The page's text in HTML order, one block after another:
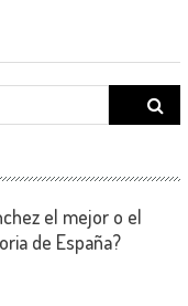
Search
for:
el mejor o el
de España?